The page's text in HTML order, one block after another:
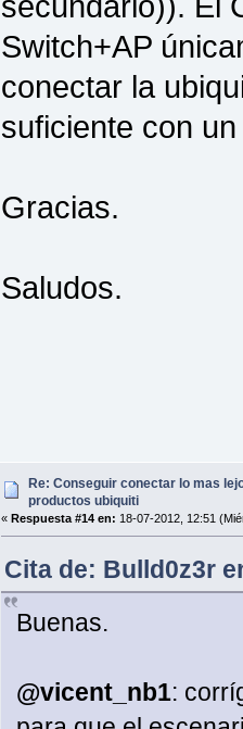
Switch+AP
conectar la
suficiente con un
Gracias.
Saludos.
Re: Conseguir conectar lo mas
productos ubiquiti
« Respuesta #14 en: 18-07-2012, 12:51
Cita de: Bulld0z3r
Buenas.
@vicent_nb1: